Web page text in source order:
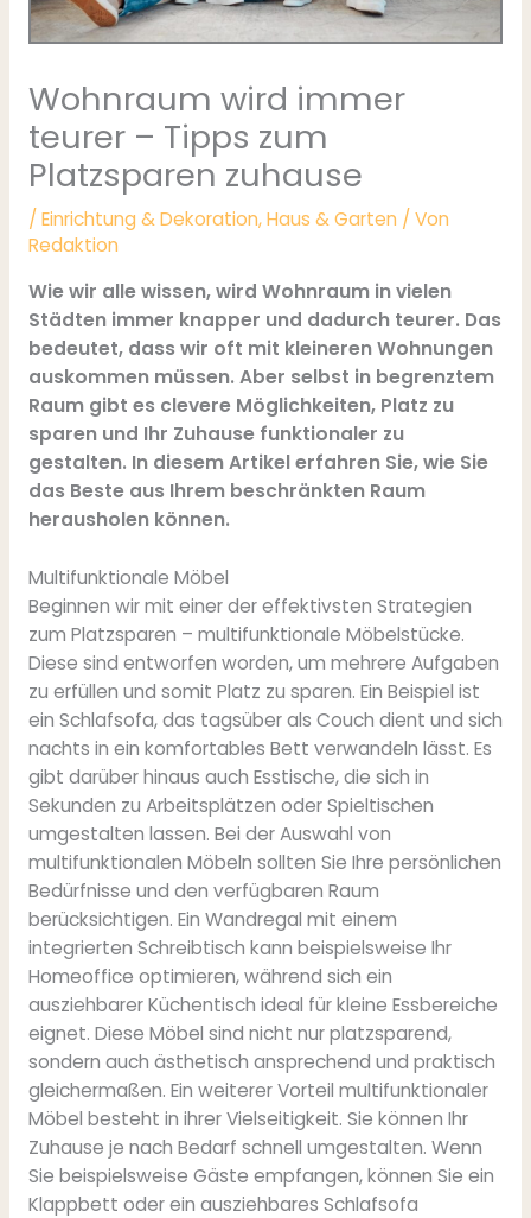
Wohnraum wird immer
teurer – Tipps zum
Platzsparen zuhause
/ Einrichtung & Dekoration,Haus & Garten / Von
Redaktion
Wie wir alle wissen, wird Wohnraum in vielen
Städten immer knapper und dadurch teurer. Das
bedeutet, dass wir oft mit kleineren Wohnungen
auskommen müssen. Aber selbst in begrenztem
Raum gibt es clevere Möglichkeiten, Platz zu
sparen und Ihr Zuhause funktionaler zu
gestalten. In diesem Artikel erfahren Sie, wie Sie
das Beste aus Ihrem beschränkten Raum
herausholen können.
Multifunktionale Möbel
Beginnen wir mit einer der effektivsten Strategien
zum Platzsparen – multifunktionale Möbelstücke.
Diese sind entworfen worden, um mehrere Aufgaben
zu erfüllen und somit Platz zu sparen. Ein Beispiel ist
ein Schlafsofa, das tagsüber als Couch dient und sich
nachts in ein komfortables Bett verwandeln lässt. Es
gibt darüber hinaus auch Esstische, die sich in
Sekunden zu Arbeitsplätzen oder Spieltischen
umgestalten lassen. Bei der Auswahl von
multifunktionalen Möbeln sollten Sie Ihre persönlichen
Bedürfnisse und den verfügbaren Raum
berücksichtigen. Ein Wandregal mit einem
integrierten Schreibtisch kann beispielsweise Ihr
Homeoffice optimieren, während sich ein
ausziehbarer Küchentisch ideal für kleine Essbereiche
eignet. Diese Möbel sind nicht nur platzsparend,
sondern auch ästhetisch ansprechend und praktisch
gleichermaßen. Ein weiterer Vorteil multifunktionaler
Möbel besteht in ihrer Vielseitigkeit. Sie können Ihr
Zuhause je nach Bedarf schnell umgestalten. Wenn
Sie beispielsweise Gäste empfangen, können Sie ein
Klappbett oder ein ausziehbares Schlafsofa